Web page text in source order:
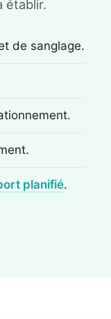
établir.
de sanglage.
planifié.